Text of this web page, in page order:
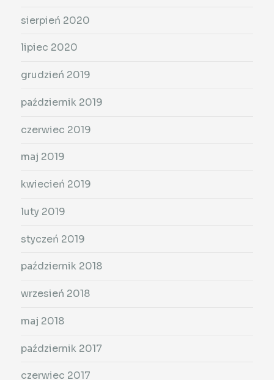
sierpień 2020
lipiec 2020
grudzień 2019
październik 2019
czerwiec 2019
maj 2019
kwiecień 2019
luty 2019
styczeń 2019
październik 2018
wrzesień 2018
maj 2018
październik 2017
czerwiec 2017